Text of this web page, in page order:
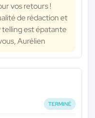
vos retours !
de rédaction et
telling est épatante
Aurélien
TERMINÉ